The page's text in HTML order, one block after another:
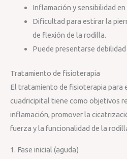
Inflamación y sensibilidad
Dificultad para estirar la
de flexión de la rodilla.
Puede presentarse
Tratamiento de fisioterapia
El tratamiento de fisioterapia para
cuadricipital tiene como objetivos
inflamación, promover la
fuerza y la funcionalidad de la
1. Fase inicial (aguda)